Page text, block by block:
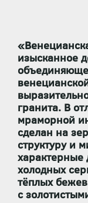
изысканное
гранита. В
мраморной
сделан на
структуру и
характерные
холодных
тёплых
с